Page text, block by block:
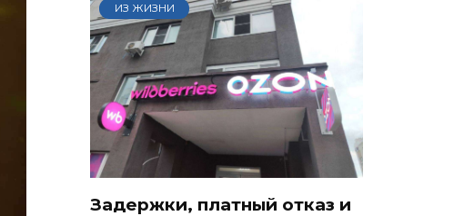
ИЗ ЖИЗНИ
Задержки, платный отказ и